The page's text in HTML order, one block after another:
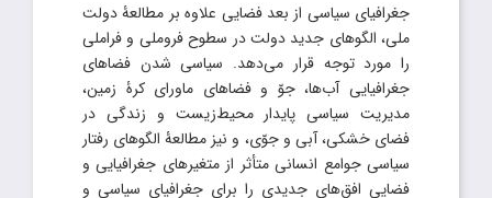
جغرافیای سیاسی از بعد فضایی علاوه بر مطالعۀ دولت
ملی، الگوهای جدید دولت در سطوح فروملی و فراملی
را مورد توجه قرار می‌دهد. سیاسی شدن فضاهای
جغرافیایی آب‌ها، جوّ و فضاهای ماورای کرۀ زمین،
مدیریت سیاسی پایدار محیط‌زیست و زندگی در
فضای خشکی، آبی و جوّی، و نیز مطالعۀ الگوهای رفتار
سیاسی جوامع انسانی متأثر از متغیرهای جغرافیایی و
فضایی افق‌های جدیدی را برای جغرافیای سیاسی و